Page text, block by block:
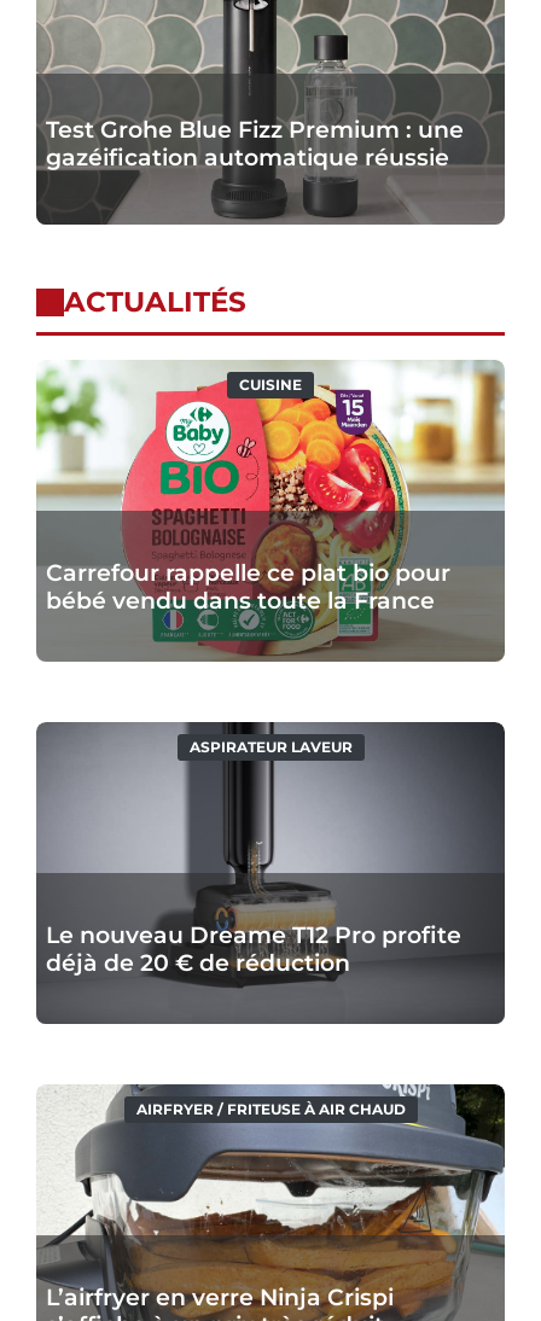
Test Grohe Blue Fizz Premium : une
gazéification automatique réussie
ACTUALITÉS
Carrefour
rappelle
ce
plat
bio
bébé
vendu
toute
France
CUISINE
Carrefour rappelle ce plat bio pour
bébé vendu dans toute la France
Le
Pro
déjà
de
€
réduction
ASPIRATEUR LAVEUR
Le nouveau Dreame T12 Pro profite
déjà de 20 € de réduction
L’airfryer
en
verre
Ninja
Crispi
s’affiche
AIRFRYER / FRITEUSE À AIR CHAUD
L’airfryer en verre Ninja Crispi